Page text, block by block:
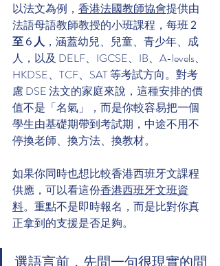
以法文為例， 香港法國教師協會提供由
法語母語教師教授的小班課程，每班 2
至 6 人，涵蓋幼兒、兒童、青少年、成
人，以及 DELF、IGCSE、IB、A-levels、
HKDSE、TCF、SAT 等考試方向。對考
慮 DSE 法文的家庭來說，這種安排的價
值不是「名氣」，而是你較容易把一個
學生由基礎期帶到考試期，中途不用不
停換老師、換方法、換教材。
如果你同時也想比較香港西班牙文課程
供應，可以看這份香港西班牙文班資
料。重點不是即時報名，而是比對你真
正拿到的支援是否足夠。
選語言前，先問一句很現實的問